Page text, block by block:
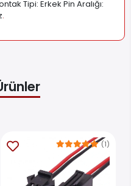
Tipi: Erkek Pin Aralığı:
.
(1)